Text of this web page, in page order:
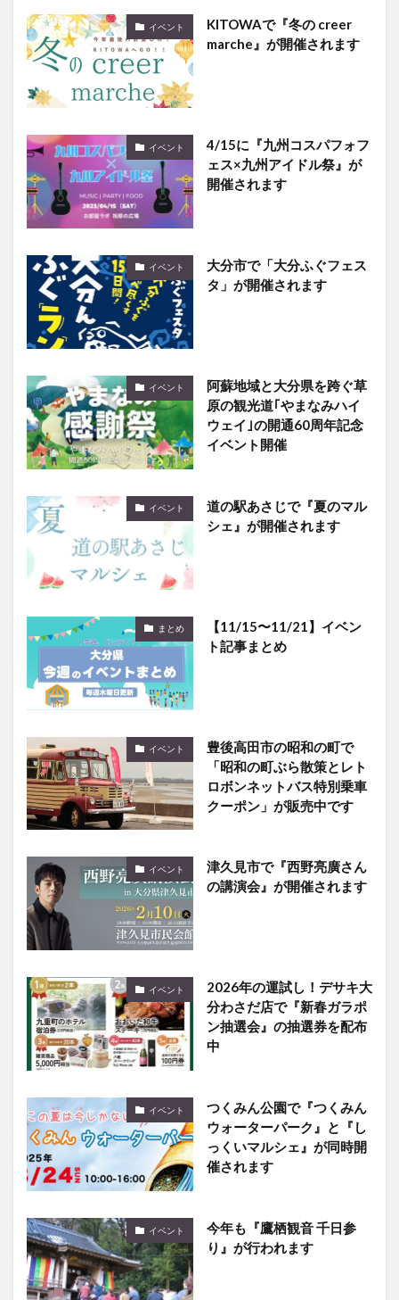
イベント
KITOWAで『冬の creer
marche』が開催されます
イベント
4/15に『九州コスパフォフ
ェス×九州アイドル祭』が
開催されます
イベント
大分市で「大分ふぐフェス
タ」が開催されます
イベント
阿蘇地域と大分県を跨ぐ草
原の観光道｢やまなみハイ
ウェイ｣の開通60周年記念
イベント開催
イベント
道の駅あさじで『夏のマル
シェ』が開催されます
まとめ
【11/15〜11/21】イベン
ト記事まとめ
イベント
豊後高田市の昭和の町で
「昭和の町ぶら散策とレト
ロボンネットバス特別乗車
クーポン」が販売中です
イベント
津久見市で『西野亮廣さん
の講演会』が開催されます
イベント
2026年の運試し！デサキ大
分わさだ店で『新春ガラポ
ン抽選会』の抽選券を配布
中
イベント
つくみん公園で『つくみん
ウォーターパーク』と『し
っくいマルシェ』が同時開
催されます
イベント
今年も『鷹栖観音 千日参
り』が行われます